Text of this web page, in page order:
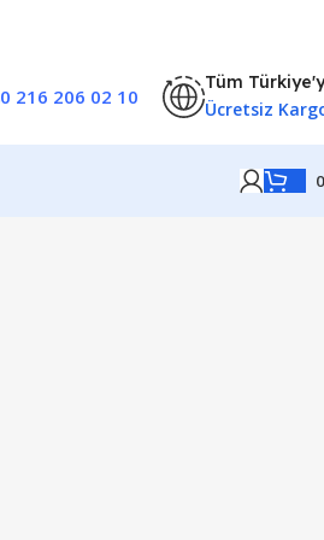
0 216 206 02 10
Tüm
Ücretsiz